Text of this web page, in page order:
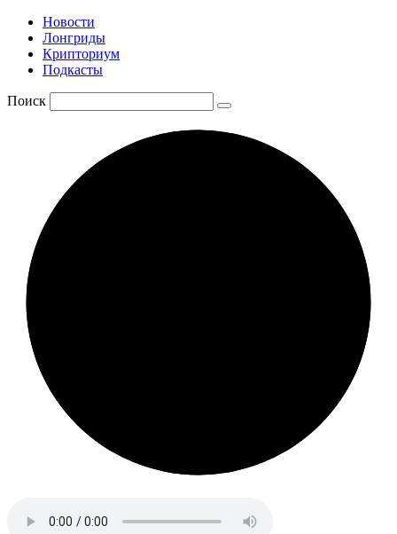
Новости
Лонгриды
Крипториум
Подкасты
Поиск